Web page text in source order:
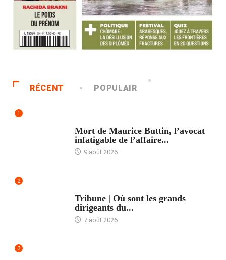
RÉCENT POPULAIR
1
Mort de Maurice Buttin, l’avocat
infatigable de l’affaire...
9 août 2026
2
Tribune | Où sont les grands
dirigeants du...
7 août 2026
3